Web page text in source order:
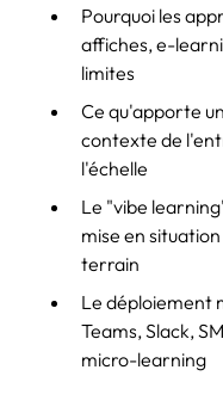
Pourquoi les
affiches, e-
limites
Ce qu'apporte
contexte de
l'échelle
Le "vibe
mise en
terrain
Le déploiement
Teams, Slack,
micro-learning